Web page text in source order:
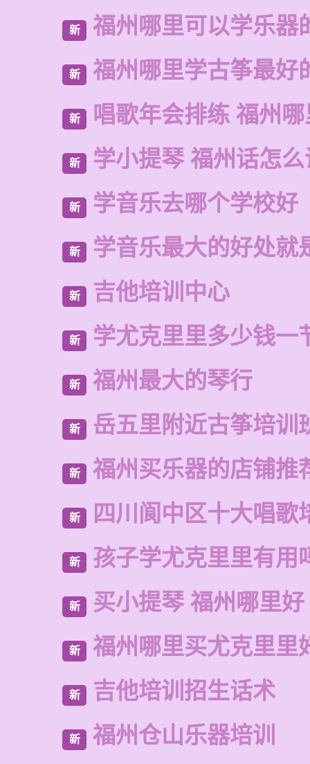
新 福州哪里可以学乐器
新 福州哪里学古筝最好
新 唱歌年会排练 福州
新 学小提琴 福州话怎
新 学音乐去哪个学校好
新 学音乐最大的好处就
新 吉他培训中心
新 学尤克里里多少钱一
新 福州最大的琴行
新 岳五里附近古筝培训
新 福州买乐器的店铺推
新 四川阆中区十大唱歌
新 孩子学尤克里里有用
新 买小提琴 福州哪里好
新 福州哪里买尤克里里
新 吉他培训招生话术
新 福州仓山乐器培训